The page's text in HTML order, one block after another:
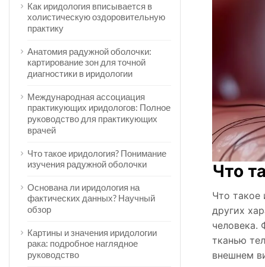
Что
Что такое
других
человека.
тканью
внешнем
Как иридология вписывается в
холистическую оздоровительную
практику
Анатомия радужной оболочки:
картирование зон для точной
диагностики в иридологии
Международная ассоциация
практикующих иридологов: Полное
руководство для практикующих
врачей
Что такое иридология? Понимание
изучения радужной оболочки
Основана ли иридология на
фактических данных? Научный
обзор
Картины и значения иридологии
рака: подробное наглядное
руководство